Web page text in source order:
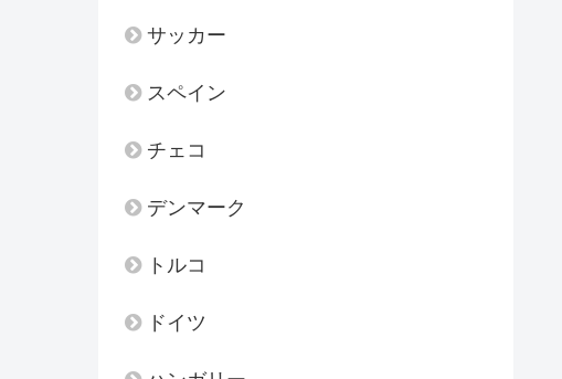
サッカー
スペイン
チェコ
デンマーク
トルコ
ドイツ